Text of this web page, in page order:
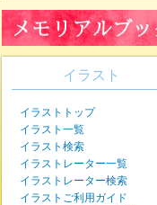
イラスト
イラストトップ
イラスト一覧
イラスト検索
イラストレーター一覧
イラストレーター検索
イラストご利用ガイド